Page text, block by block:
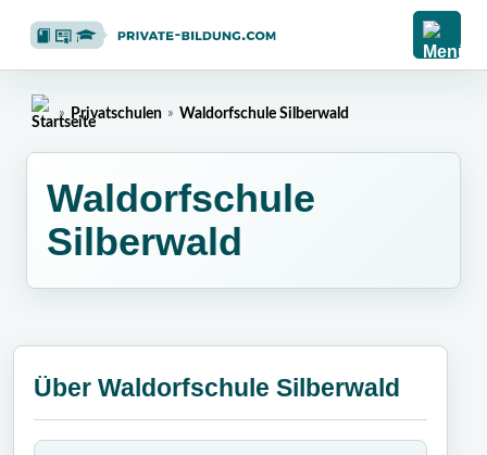
Home
» Privatschulen » Waldorfschule Silberwald
Waldorfschule
Silberwald
Über Waldorfschule Silberwald